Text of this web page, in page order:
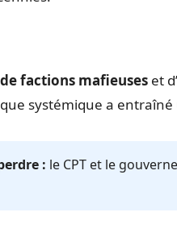
de factions mafieuses et
systémique a
: le CPT et le